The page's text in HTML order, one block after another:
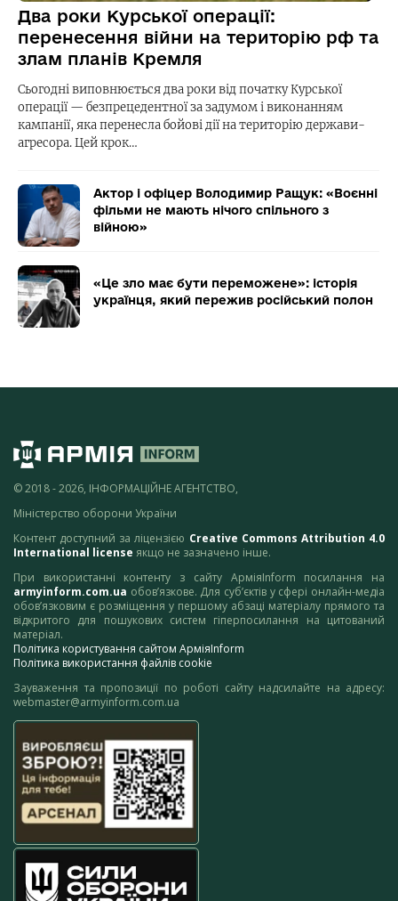
Два роки Курської операції:
перенесення війни на територію рф та
злам планів Кремля
Сьогодні виповнюється два роки від початку Курської
операції — безпрецедентної за задумом і виконанням
кампанії, яка перенесла бойові дії на територію держави-
агресора. Цей крок…
Актор і офіцер Володимир Ращук: «Воєнні
фільми не мають нічого спільного з
війною»
«Це зло має бути переможене»: історія
українця, який пережив російський полон
© 2018 - 2026, ІНФОРМАЦІЙНЕ АГЕНТСТВО,
Міністерство оборони України
Контент доступний за ліцензією Creative Commons Attribution 4.0
International license якщо не зазначено інше.
При використанні контенту з сайту АрміяInform посилання на
armyinform.com.ua обов’язкове. Для суб’єктів у сфері онлайн-медіа
обов’язковим є розміщення у першому абзаці матеріалу прямого та
відкритого для пошукових систем гіперпосилання на цитований
матеріал.
Політика користування сайтом АрміяInform
Політика використання файлів cookie
Зауваження та пропозиції по роботі сайту надсилайте на адресу:
webmaster@armyinform.com.ua